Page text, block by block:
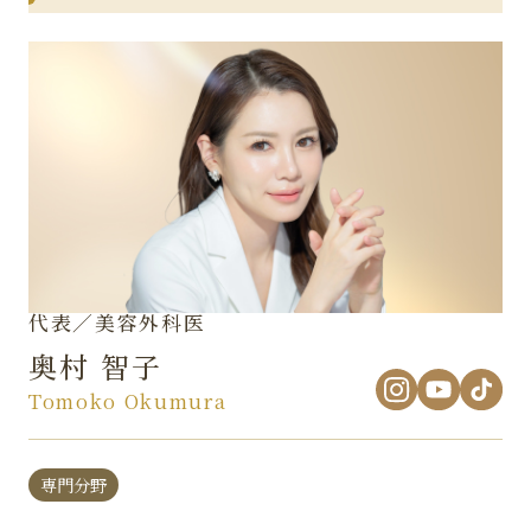
代表／美容外科医
奥村 智子
Tomoko Okumura
専門分野